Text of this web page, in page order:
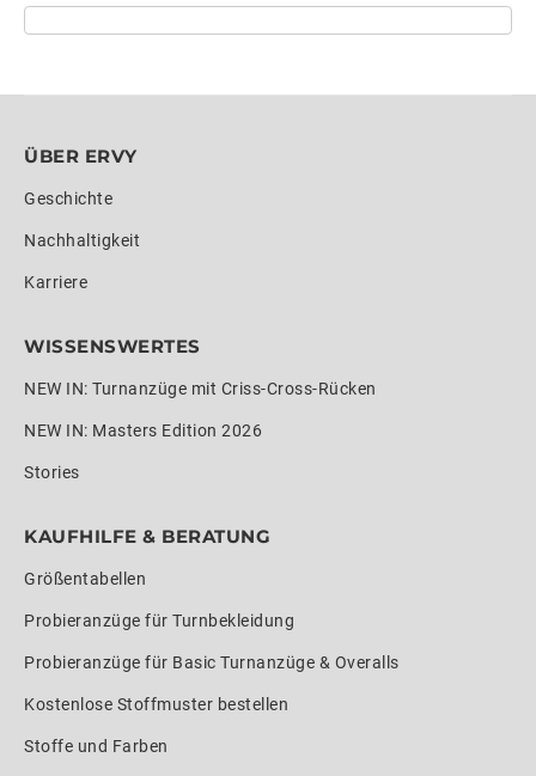
ÜBER ERVY
Geschichte
Nachhaltigkeit
Karriere
WISSENSWERTES
NEW IN: Turnanzüge mit Criss-Cross-Rücken
NEW IN: Masters Edition 2026
Stories
KAUFHILFE & BERATUNG
Größentabellen
Probieranzüge für Turnbekleidung
Probieranzüge für Basic Turnanzüge & Overalls
Kostenlose Stoffmuster bestellen
Stoffe und Farben